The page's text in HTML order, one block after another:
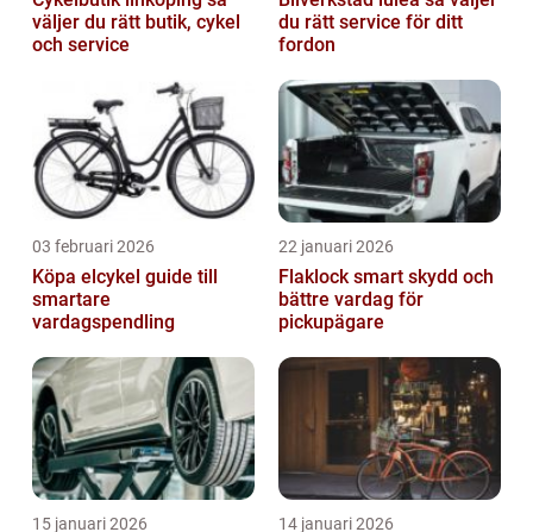
väljer du rätt butik, cykel
och service
du rätt service för ditt
fordon
03 februari 2026
Köpa elcykel guide till
smartare
vardagspendling
22 januari 2026
Flaklock smart skydd och
bättre vardag för
pickupägare
15 januari 2026 14 januari 2026